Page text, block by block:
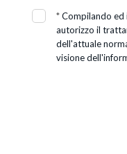
*Compilando ed
autorizzo il
dell'attuale
visione